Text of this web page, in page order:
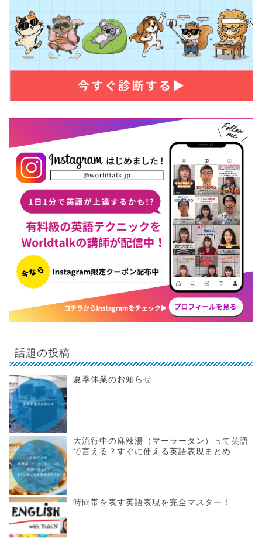
話題の投稿
夏季休業のお知らせ
大流行中の麻辣湯（マーラータン）って英語
で言える？すぐに使える英語表現まとめ
時間帯を表す英語表現を完全マスター！